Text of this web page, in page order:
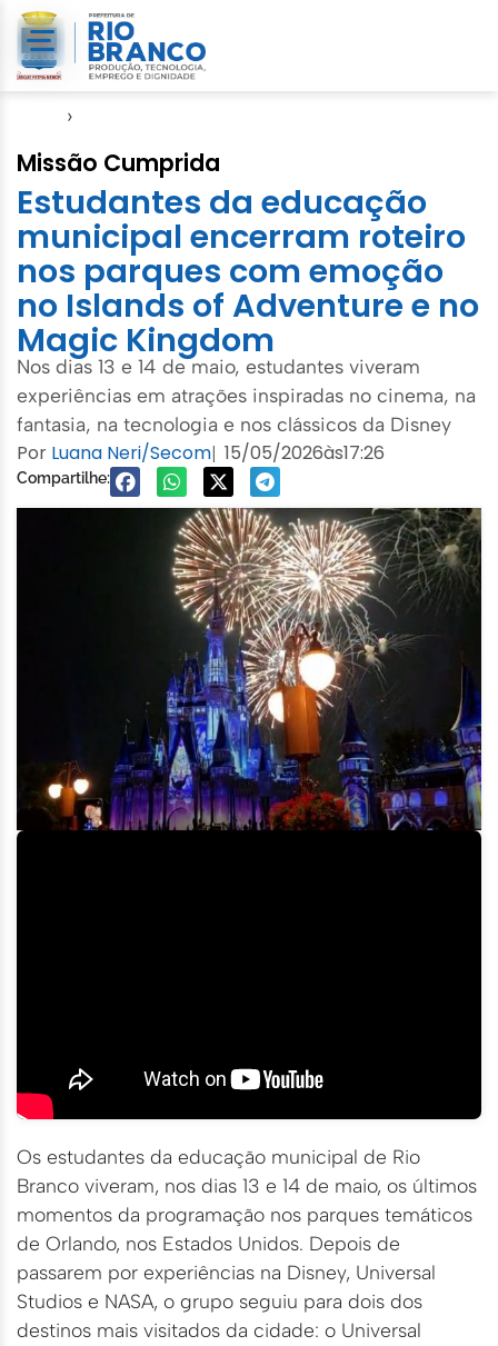
›
Missão Cumprida
Estudantes da educação
municipal encerram roteiro
nos parques com emoção
no Islands of Adventure e no
Magic Kingdom
Nos dias 13 e 14 de maio, estudantes viveram
experiências em atrações inspiradas no cinema, na
fantasia, na tecnologia e nos clássicos da Disney
Por Luana Neri/Secom| 15/05/2026às17:26
Compartilhe:
Os estudantes da educação municipal de Rio
Branco viveram, nos dias 13 e 14 de maio, os últimos
momentos da programação nos parques temáticos
de Orlando, nos Estados Unidos. Depois de
passarem por experiências na Disney, Universal
Studios e NASA, o grupo seguiu para dois dos
destinos mais visitados da cidade: o Universal